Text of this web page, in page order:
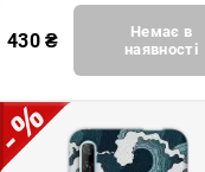
430₴
Немає в
наявності